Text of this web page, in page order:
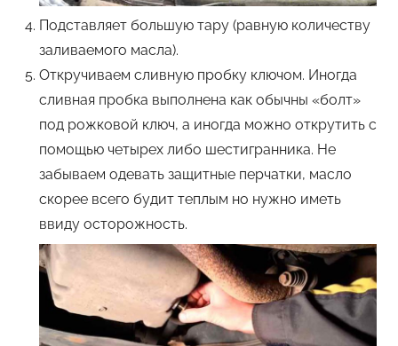
Подставляет большую тару (равную количеству
заливаемого масла).
Откручиваем сливную пробку ключом. Иногда
сливная пробка выполнена как обычны «болт»
под рожковой ключ, а иногда можно открутить с
помощью четырех либо шестигранника. Не
забываем одевать защитные перчатки, масло
скорее всего будит теплым но нужно иметь
ввиду осторожность.